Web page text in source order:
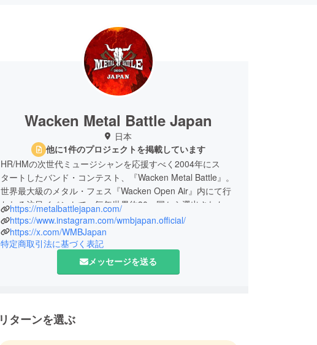
Wacken Metal Battle Japan
日本
他に1件のプロジェクトを掲載しています
HR/HMの次世代ミュージシャンを応援すべく2004年にス
タートしたバンド・コンテスト、『Wacken Metal Battle』。
世界最大級のメタル・フェス『Wacken Open Air』内にて行
われる注目イベントで、毎年世界約30ヶ国から選出された新
進気鋭のバンドが集まり、ステージ上でパフォーマンスを競
います。2012年度より、日本も同コンテストに参加できるこ
ととなりました。これまで日本代表として数々のバンドを送
り出してきましたが、2022年には『Sable Hills』、2023年に
は『Phantom Excaliver』を選出し、2年連続国際グランプリ
https://metalbattlejapan.com/
https://www.instagram.com/wmbjapan.official/
https://x.com/WMBJapan
特定商取引法に基づく表記
メッセージを送る
リターンを選ぶ